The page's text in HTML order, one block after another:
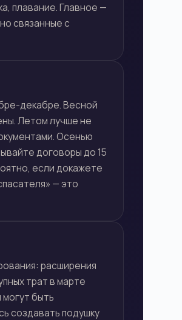
плавание. Главное —
связанные с
декабре. Весной
Летом лучше не
Осенью
договоры до 15
если докажете
— это
расширения
трат в марте
быть
создавать подушку